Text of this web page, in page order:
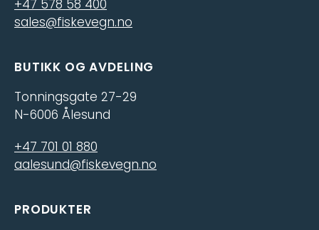
+47 578 58 400
sales@fiskevegn.no
BUTIKK OG AVDELING
Tonningsgate 27-29
N-6006 Ålesund
+47 701 01 880
aalesund@fiskevegn.no
PRODUKTER